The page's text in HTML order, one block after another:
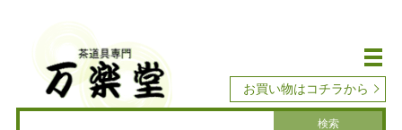
メ
お買い物はコチラから